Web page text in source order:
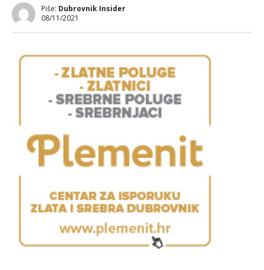
Piše: Dubrovnik Insider
08/11/2021